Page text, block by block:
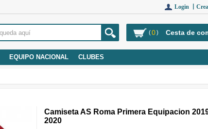
Login 丨
(0) Cesta de
EQUIPO NACIONAL CLUBES
Camiseta AS Roma Primera Equipacion
2020